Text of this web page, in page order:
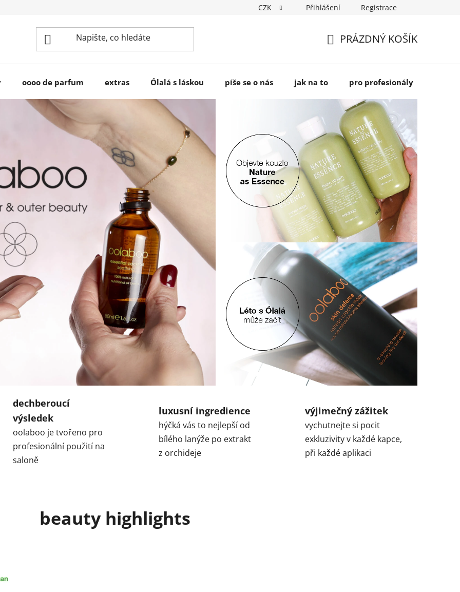
CZK Přihlášení Registrace
PRÁZDNÝ KOŠÍK
oooo de parfum extras Ólalá s láskou píše se o nás jak na to pro profesionály
dechberoucí
výsledek
oolaboo je tvořeno pro
profesionální použití na
saloně
luxusní ingredience
hýčká vás to nejlepší od
bílého lanýže po extrakt
z orchideje
výjimečný zážitek
vychutnejte si pocit
exkluzivity v každé kapce,
při každé aplikaci
beauty highlights